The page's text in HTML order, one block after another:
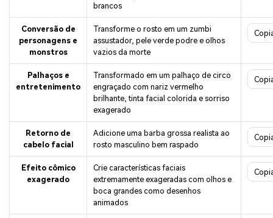
brancos
Conversão de
personagens e
monstros
Transforme o rosto em um zumbi
assustador, pele verde podre e olhos
vazios da morte
Palhaços e
entretenimento
Transformado em um palhaço de circo
engraçado com nariz vermelho
brilhante, tinta facial colorida e sorriso
exagerado
Retorno de
cabelo facial
Adicione uma barba grossa realista ao
rosto masculino bem raspado
Efeito cômico
exagerado
Crie características faciais
extremamente exageradas com olhos e
boca grandes como desenhos
animados